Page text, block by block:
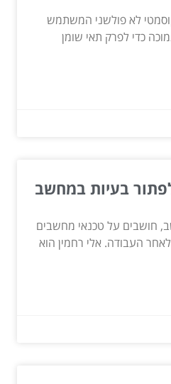
לא פולשני המשתמש
כדי לפרק תאי שומן
בעיות במחשב
חושבים על טכנאי מחשבים
העבודה. אלי רחמין הוא